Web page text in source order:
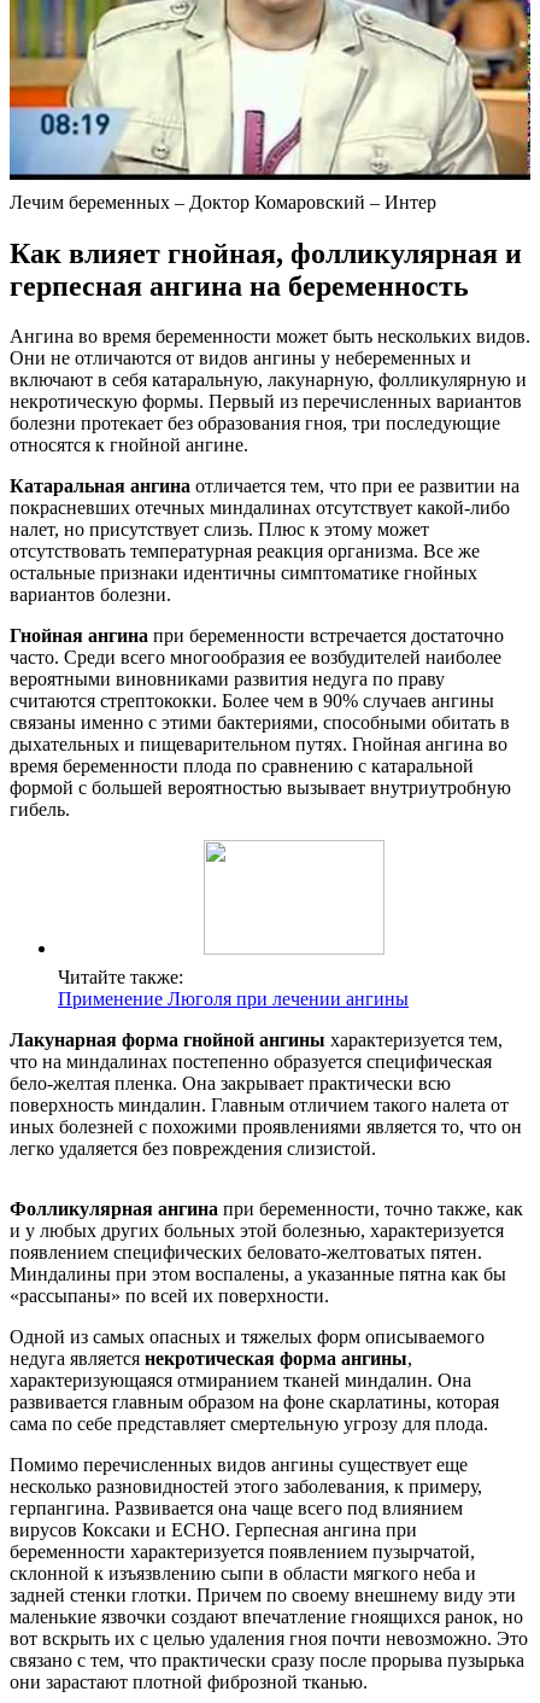
Лечим беременных – Доктор Комаровский – Интер
Как влияет гнойная, фолликулярная и
герпесная ангина на беременность
Ангина во время беременности может быть нескольких видов.
Они не отличаются от видов ангины у небеременных и
включают в себя катаральную, лакунарную, фолликулярную и
некротическую формы. Первый из перечисленных вариантов
болезни протекает без образования гноя, три последующие
относятся к гнойной ангине.
Катаральная ангина отличается тем, что при ее развитии на
покрасневших отечных миндалинах отсутствует какой-либо
налет, но присутствует слизь. Плюс к этому может
отсутствовать температурная реакция организма. Все же
остальные признаки идентичны симптоматике гнойных
вариантов болезни.
Гнойная ангина при беременности встречается достаточно
часто. Среди всего многообразия ее возбудителей наиболее
вероятными виновниками развития недуга по праву
считаются стрептококки. Более чем в 90% случаев ангины
связаны именно с этими бактериями, способными обитать в
дыхательных и пищеварительном путях. Гнойная ангина во
время беременности плода по сравнению с катаральной
формой с большей вероятностью вызывает внутриутробную
гибель.
Читайте также:
Применение Люголя при лечении ангины
Лакунарная форма гнойной ангины характеризуется тем,
что на миндалинах постепенно образуется специфическая
бело-желтая пленка. Она закрывает практически всю
поверхность миндалин. Главным отличием такого налета от
иных болезней с похожими проявлениями является то, что он
легко удаляется без повреждения слизистой.
Фолликулярная ангина при беременности, точно также, как
и у любых других больных этой болезнью, характеризуется
появлением специфических беловато-желтоватых пятен.
Миндалины при этом воспалены, а указанные пятна как бы
«рассыпаны» по всей их поверхности.
Одной из самых опасных и тяжелых форм описываемого
недуга является некротическая форма ангины,
характеризующаяся отмиранием тканей миндалин. Она
развивается главным образом на фоне скарлатины, которая
сама по себе представляет смертельную угрозу для плода.
Помимо перечисленных видов ангины существует еще
несколько разновидностей этого заболевания, к примеру,
герпангина. Развивается она чаще всего под влиянием
вирусов Коксаки и ECHO. Герпесная ангина при
беременности характеризуется появлением пузырчатой,
склонной к изъязвлению сыпи в области мягкого неба и
задней стенки глотки. Причем по своему внешнему виду эти
маленькие язвочки создают впечатление гноящихся ранок, но
вот вскрыть их с целью удаления гноя почти невозможно. Это
связано с тем, что практически сразу после прорыва пузырька
они зарастают плотной фиброзной тканью.